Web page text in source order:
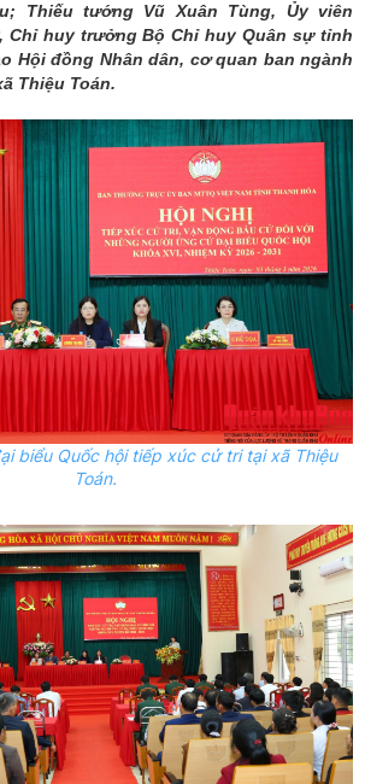
Thiếu tướng Vũ Xuân Tùng, Ủy viên
Chỉ huy trưởng Bộ Chỉ huy Quân sự tỉnh
Hội đồng Nhân dân, cơ quan ban ngành
Thiệu Toán.
biểu Quốc hội tiếp xúc cử tri tại xã Thiệu
Toán.